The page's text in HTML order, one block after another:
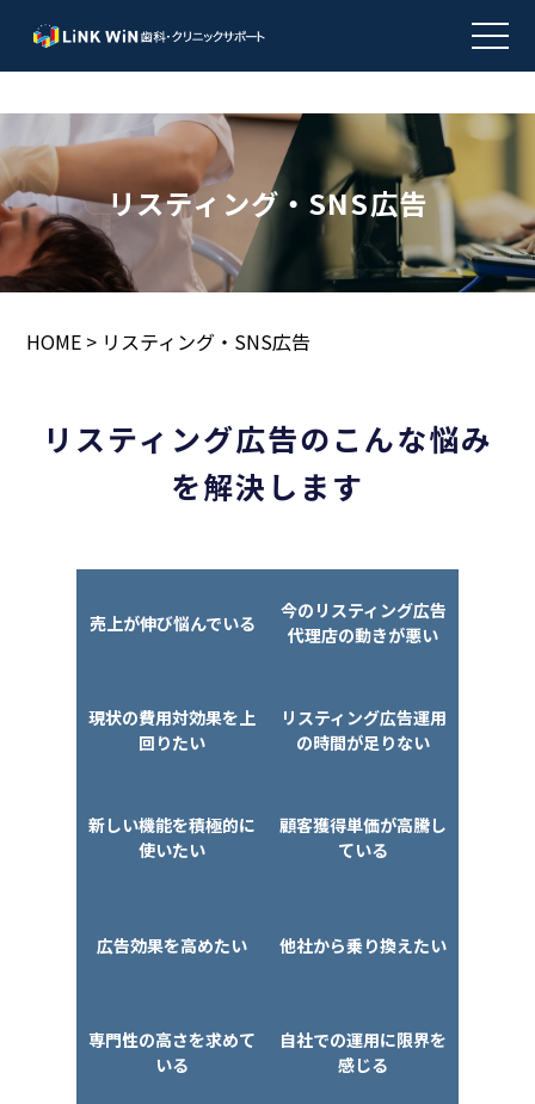
リスティング・SNS広告
HOME > リスティング・SNS広告
リスティング広告のこんな悩み
を解決します
売上が伸び悩んでいる
今のリスティング広告
代理店の動きが悪い
現状の費用対効果を上
回りたい
リスティング広告運用
の時間が足りない
新しい機能を積極的に
使いたい
顧客獲得単価が高騰し
ている
広告効果を高めたい 他社から乗り換えたい
専門性の高さを求めて
いる
自社での運用に限界を
感じる